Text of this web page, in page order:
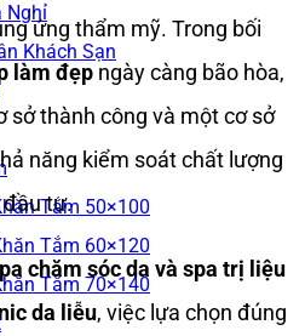
Nghỉ
Khách Sạn
Tắm 50×100
Tắm 60×120
Tắm 70×140
ứng thẩm mỹ. Trong bối
làm đẹp ngày càng bão hòa,
sở thành công và một cơ sở
năng kiểm soát chất lượng
tư.
chăm sóc da và spa trị liệu
da liễu, việc lựa chọn đúng